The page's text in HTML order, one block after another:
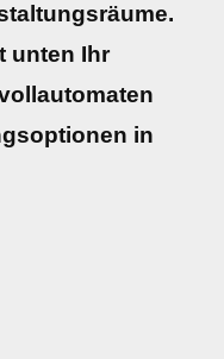
unten Ihr
in